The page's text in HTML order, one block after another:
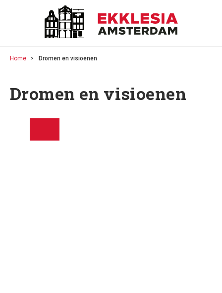
Home Dromen en visioenen
Dromen en visioenen